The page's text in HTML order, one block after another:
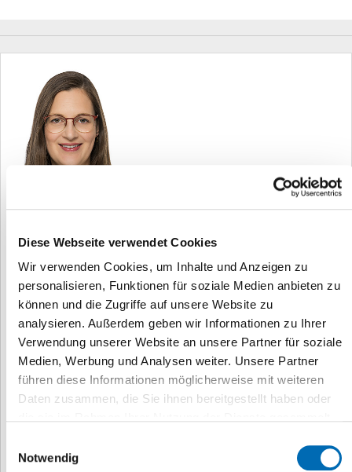
Diese Webseite verwendet Cookies
Wir verwenden Cookies, um Inhalte und Anzeigen zu
personalisieren, Funktionen für soziale Medien anbieten zu
können und die Zugriffe auf unsere Website zu
analysieren. Außerdem geben wir Informationen zu Ihrer
Verwendung unserer Website an unsere Partner für soziale
Medien, Werbung und Analysen weiter. Unsere Partner
führen diese Informationen möglicherweise mit weiteren
Daten zusammen, die Sie ihnen bereitgestellt haben oder
Notwendig
Anna Oesterling
Leitung therapeutische Heilberufe
anna.oesterling@med.uni-duesseldorf.de